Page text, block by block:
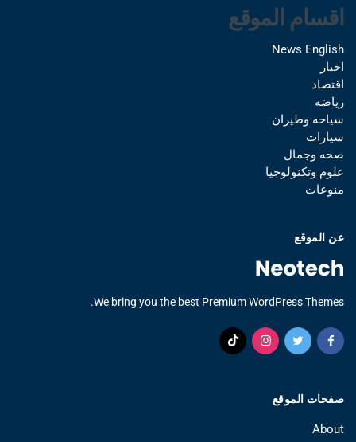
اقسام الموقع
News English
اخبار
اقتصاد
رياضه
سياحه وطيران
سيارات
صحه وجمال
علوم وتكنولوجيا
منوعات
عن الموقع
We bring you the best Premium WordPress Themes.
صفحات الموقع
About